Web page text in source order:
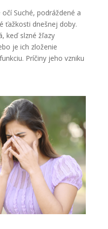
Suché, podráždené a
ťažkosti dnešnej doby.
keď slzné žľazy
je ich zloženie
Príčiny jeho vzniku